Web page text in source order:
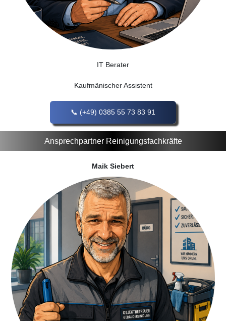
IT Berater
Kaufmänischer Assistent
(+49) 0385 55 73 83 91
Ansprechpartner Reinigungsfachkräfte
Maik Siebert